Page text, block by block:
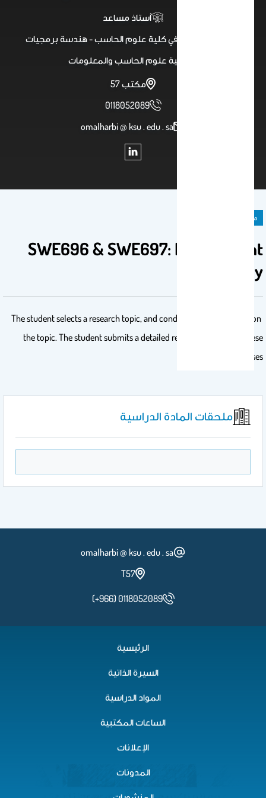
أستاذ مساعد
استاذ مساعد في كلية علوم الحاسب - هندسة برمجيات
كلية علوم الحاسب والمعلومات
مكتب 57
0118052089
omalharbi @ ksu . edu . sa
مادة دراسية
SWE696 & SWE697: Independent
study
The student selects a research topic, and conduct a research study on
the topic. The student submits a detailed report at the end of these
courses.
ملحقات المادة الدراسية
omalharbi @ ksu . edu . sa
T57
(+966) 0118052089
الرئيسية
السيرة الذاتية
المواد الدراسية
الساعات المكتبية
الإعلانات
المدونات